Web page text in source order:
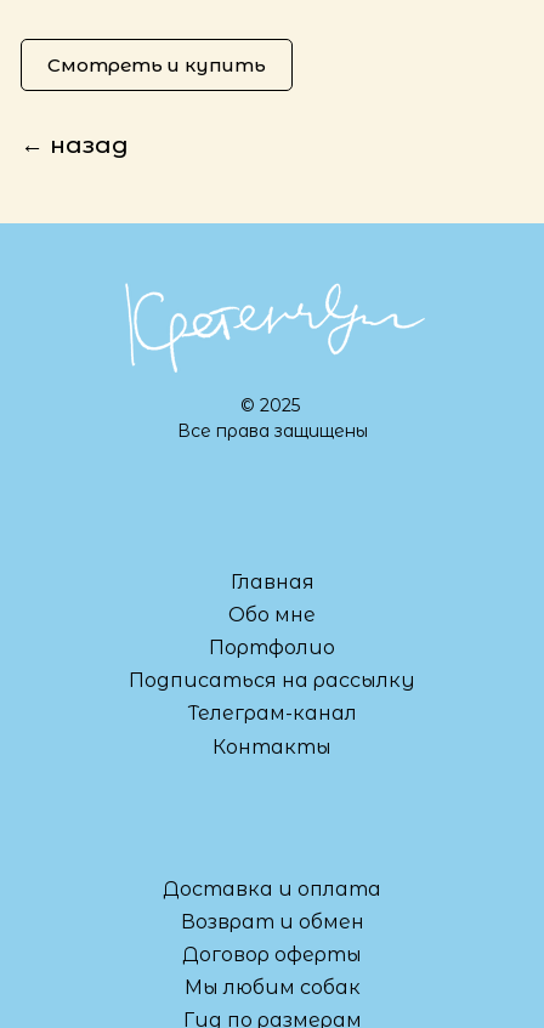
Смотреть и купить
← назад
© 2025
Все права защищены
Главная
Обо мне
Портфолио
Подписаться на рассылку
Телеграм-канал
Контакты
Доставка и оплата
Возврат и обмен
Договор оферты
Мы любим собак
Гид по размерам